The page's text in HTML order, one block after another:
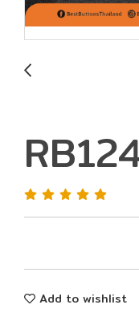
Add to wishlist